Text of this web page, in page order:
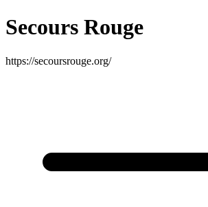
Secours Rouge
https://secoursrouge.org/